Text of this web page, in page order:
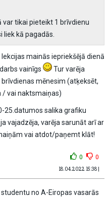
var tikai pieteikt 1 brīvdienu
liek kā pagadās.
mainās iepriekšējā dienā
vainīgs
Tur varēja
mēnesim (atķeksēt,
/ vai naktsmaiņas)
25.datumos salika grafiku
vajadzēja, varēja sarunāt arī ar
vai atdot/paņemt klāt!
0 0
18.04.2022 15:38 |
no A-Eiropas vasarās